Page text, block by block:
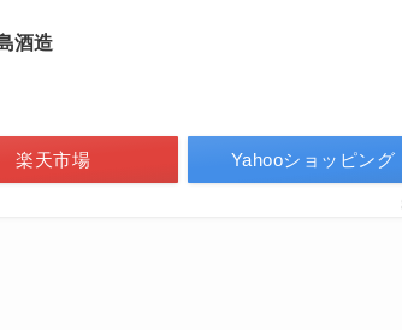
酒造
楽天市場 Yahooショッピング